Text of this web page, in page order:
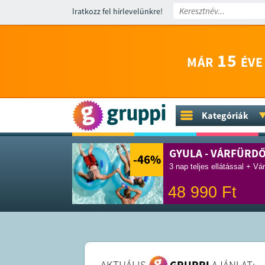
Iratkozz fel hírlevelünkre!
MÁR 15
Kategóriák
-46% GYULA -
3 nap teljes ellátással +
48 990 Ft